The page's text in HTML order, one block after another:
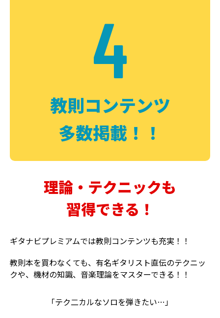
4
教則コンテンツ
多数掲載！！
理論・テクニックも
習得できる！
ギタナビプレミアムでは教則コンテンツも充実！！
教則本を買わなくても、有名ギタリスト直伝のテクニッ
クや、機材の知識、音楽理論をマスターできる！！
「テク二カルなソロを弾きたい…」